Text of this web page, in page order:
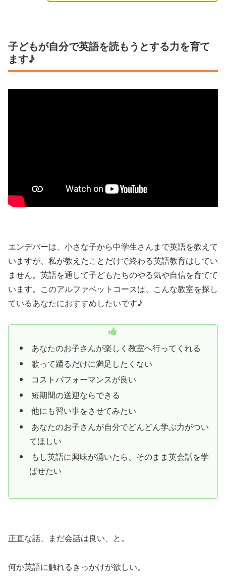
子どもが自分で英語を読もうとする力を育て
ます♪
エンデバーは、小さな子から中学生さんまで英語を教えて
いますが、私が教えたことだけで終わる英語教育はしてい
ません。英語を通して子どもたちのやる気や自信を育てて
います。このアルファベットコースは、こんな教室を探し
ているあなたにおすすめしたいです♪
あなたのお子さんが楽しく教室へ行ってくれる
歌って踊るだけに満足したくない
コストパフォーマンスが良い
短期間の送迎ならできる
他にも習い事をさせてみたい
あなたのお子さんが自分でどんどん学ぶ力がつい
てほしい
もし英語に興味が湧いたら、そのまま英会話を学
ばせたい
正直な話、まだ会話は良い、と。
何か英語に触れるきっかけが欲しい。